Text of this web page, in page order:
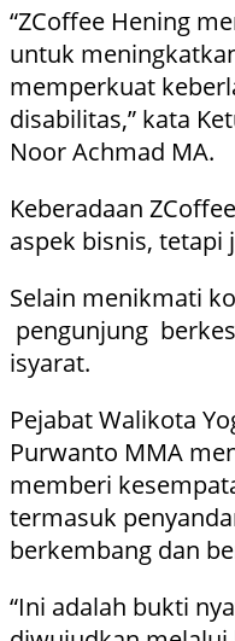
“ZCoffee Hening
untuk
memperkuat
disabilitas,” kata
Noor Achmad MA.
Keberadaan
aspek bisnis, tetapi
Selain menikmati
pengunjung
isyarat.
Pejabat Walikota
Purwanto MMA
memberi
termasuk
berkembang dan
“Ini adalah bukti